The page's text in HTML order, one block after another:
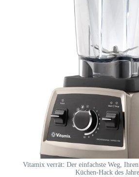
Vitamix verrät: Der einfachste Weg,
Küchen-Hack des